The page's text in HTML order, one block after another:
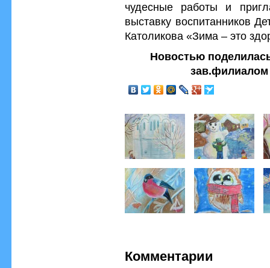
чудесные работы и
выставку воспитанников
Католикова «Зима – это
Новостью
Комментарии